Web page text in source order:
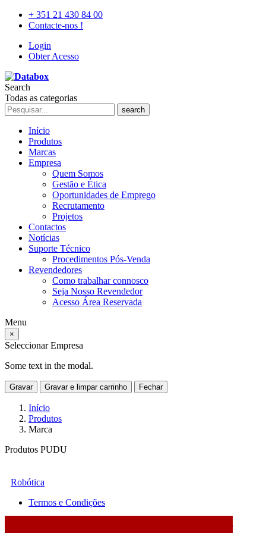
+ 351 21 430 84 00
Contacte-nos !
Login
Obter Acesso
Search
Todas as categorias
search
Início
Produtos
Marcas
Empresa
Quem Somos
Gestão e Ética
Oportunidades de Emprego
Recrutamento
Projetos
Contactos
Notícias
Suporte Técnico
Procedimentos Pós-Venda
Revendedores
Como trabalhar connosco
Seja Nosso Revendedor
Acesso Área Reservada
Menu
×
Seleccionar Empresa
Some text in the modal.
Gravar Gravar e limpar carrinho Fechar
Início
Produtos
Marca
Produtos PUDU
Robótica
Termos e Condições